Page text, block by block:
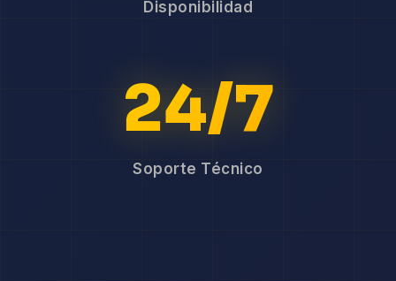
Disponibilidad
24/7
Soporte Técnico